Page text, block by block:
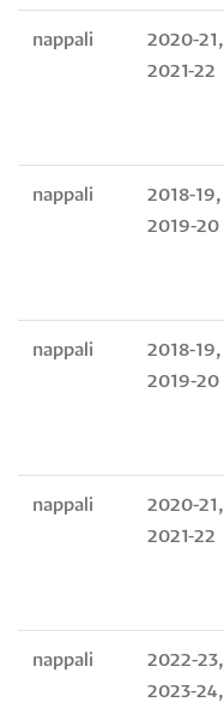
nappali
2020-21,
2021-22
nappali
2018-19,
2019-20
nappali
2018-19,
2019-20
nappali
2020-21,
2021-22
nappali
2022-23,
2023-24,